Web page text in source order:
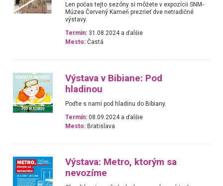
Len počas tejto sezóny si môžete v expozícii SNM-
Múzea Červený Kameň prezrieť dve netradičné
výstavy.
Termín: 31.08.2024 a ďalšie
Mesto: Častá
Výstava v Bibiane: Pod
hladinou
Poďte s nami pod hladinu do Bibiany.
Termín: 08.09.2024 a ďalšie
Mesto: Bratislava
Výstava: Metro, ktorým sa
nevozíme